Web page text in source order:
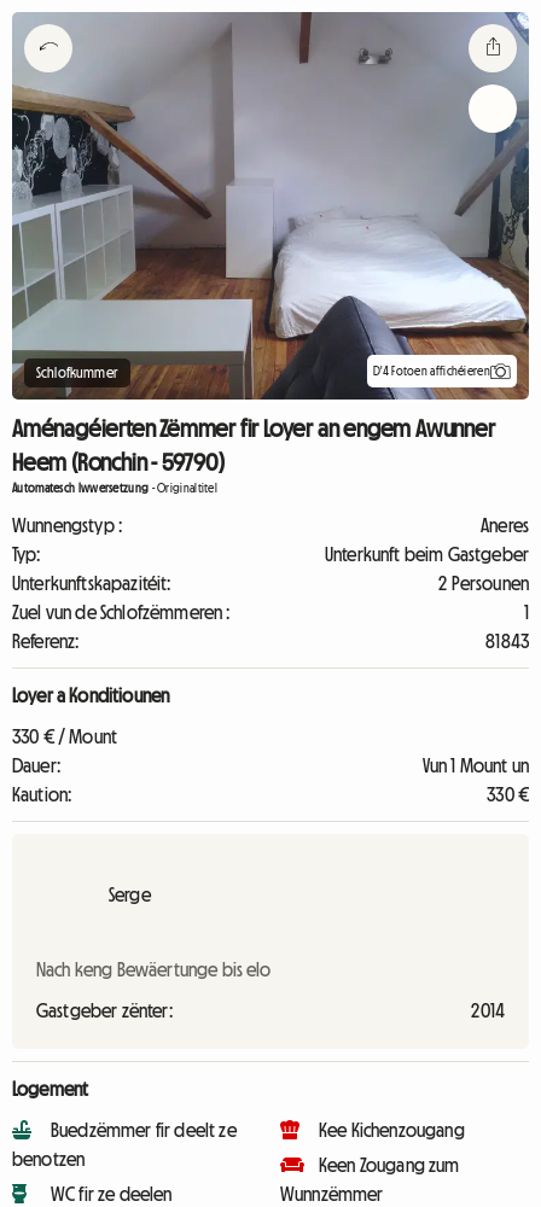
Schlofkummer D'4 Fotoen affichéieren
Aménagéierten Zëmmer fir Loyer an engem Awunner
Heem (Ronchin - 59790)
Automatesch Iwwersetzung -Originaltitel
Wunnengstyp :
Aneres
Typ:
Unterkunft beim Gastgeber
Unterkunftskapazitéit:
2 Persounen
Zuel vun de Schlofzëmmeren :
1
Referenz:
81843
Loyer a Konditiounen
330 € / Mount
Dauer:
Vun 1 Mount un
Kaution:
330 €
Serge
Nach keng Bewäertunge bis elo
Gastgeber zënter: 2014
Logement
Buedzëmmer fir deelt ze
benotzen
WC fir ze deelen
Kee Kichenzougang
Keen Zougang zum
Wunnzëmmer